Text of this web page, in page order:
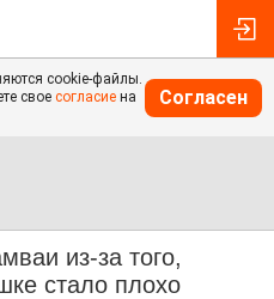
cookie-файлы.
свое согласие на
Согласен
из-за того,
стало плохо